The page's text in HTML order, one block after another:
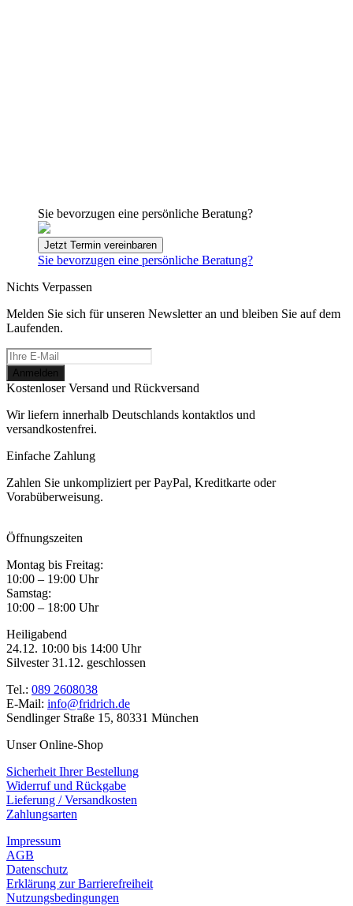
Sie bevorzugen eine persönliche Beratung?
Jetzt Termin vereinbaren
Sie bevorzugen eine persönliche Beratung?
Nichts Verpassen
Melden Sie sich für unseren Newsletter an und bleiben Sie auf dem
Laufenden.
Kostenloser Versand und Rückversand
Wir liefern innerhalb Deutschlands kontaktlos und
versandkostenfrei.
Einfache Zahlung
Zahlen Sie unkompliziert per PayPal, Kreditkarte oder
Vorabüberweisung.
Öffnungszeiten
Montag bis Freitag:
10:00 – 19:00 Uhr
Samstag:
10:00 – 18:00 Uhr
Heiligabend
24.12. 10:00 bis 14:00 Uhr
Silvester 31.12. geschlossen
Tel.: 089 2608038
E-Mail: info@fridrich.de
Sendlinger Straße 15, 80331 München
Unser Online-Shop
Sicherheit Ihrer Bestellung
Widerruf und Rückgabe
Lieferung / Versandkosten
Zahlungsarten
Impressum
AGB
Datenschutz
Erklärung zur Barrierefreiheit
Nutzungsbedingungen